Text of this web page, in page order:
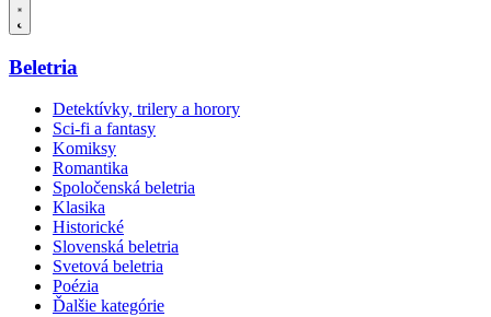
Beletria
Detektívky, trilery a horory
Sci-fi a fantasy
Komiksy
Romantika
Spoločenská beletria
Klasika
Historické
Slovenská beletria
Svetová beletria
Poézia
Ďalšie kategórie